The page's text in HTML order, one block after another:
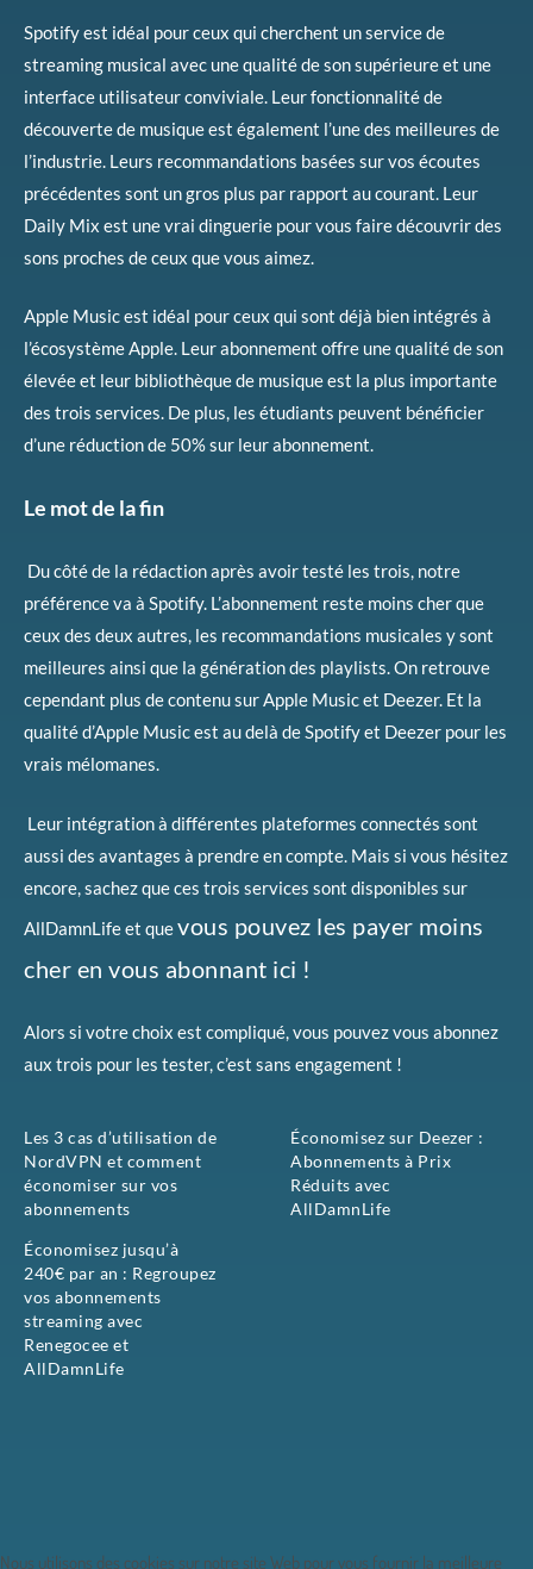
Spotify est idéal pour ceux qui cherchent un service de
streaming musical avec une qualité de son supérieure et une
interface utilisateur conviviale. Leur fonctionnalité de
découverte de musique est également l’une des meilleures de
l’industrie. Leurs recommandations basées sur vos écoutes
précédentes sont un gros plus par rapport au courant. Leur
Daily Mix est une vrai dinguerie pour vous faire découvrir des
sons proches de ceux que vous aimez.
Apple Music est idéal pour ceux qui sont déjà bien intégrés à
l’écosystème Apple. Leur abonnement offre une qualité de son
élevée et leur bibliothèque de musique est la plus importante
des trois services. De plus, les étudiants peuvent bénéficier
d’une réduction de 50% sur leur abonnement.
Le mot de la fin
Du côté de la rédaction après avoir testé les trois, notre
préférence va à Spotify. L’abonnement reste moins cher que
ceux des deux autres, les recommandations musicales y sont
meilleures ainsi que la génération des playlists. On retrouve
cependant plus de contenu sur Apple Music et Deezer. Et la
qualité d’Apple Music est au delà de Spotify et Deezer pour les
vrais mélomanes.
Leur intégration à différentes plateformes connectés sont
aussi des avantages à prendre en compte. Mais si vous hésitez
encore, sachez que ces trois services sont disponibles sur
AllDamnLife et quevous pouvez les payer moins
cher en vous abonnant ici !
Alors si votre choix est compliqué, vous pouvez vous abonnez
aux trois pour les tester, c’est sans engagement !
Les 3 cas d’utilisation de
NordVPN et comment
économiser sur vos
abonnements
Économisez sur Deezer :
Abonnements à Prix
Réduits avec
AllDamnLife
Économisez jusqu’à
240€ par an : Regroupez
vos abonnements
streaming avec
Renegocee et
AllDamnLife
Nous utilisons des cookies sur notre site Web pour vous fournir la meilleure